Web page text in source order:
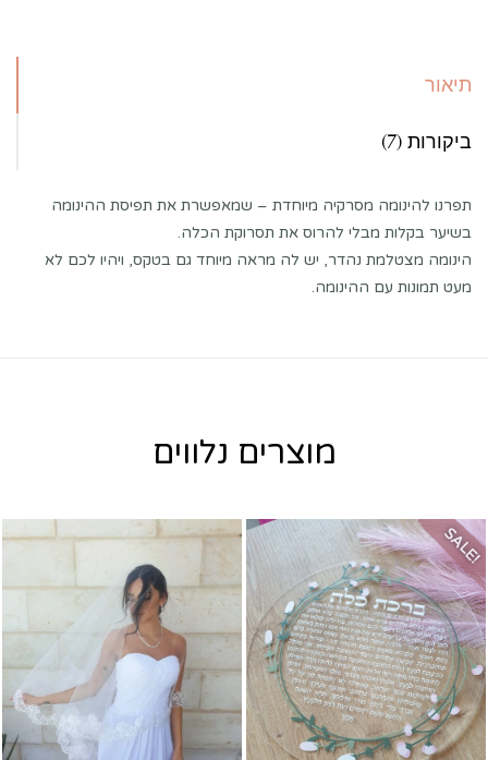
תיאור
ביקורות (7)
תפרנו להינומה מסרקיה מיוחדת – שמאפשרת את תפיסת ההינומה
בשיער בקלות מבלי להרוס את תסרוקת הכלה.
הינומה מצטלמת נהדר, יש לה מראה מיוחד גם בטקס, ויהיו לכם לא
מעט תמונות עם ההינומה.
מוצרים נלווים
SALE!